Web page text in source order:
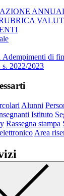
Adempimenti di
2022/2023
Alunni
Istituto
Rassegna stampa
Area